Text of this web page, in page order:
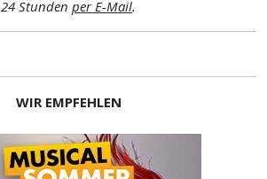
24 Stunden per E-Mail.
WIR EMPFEHLEN